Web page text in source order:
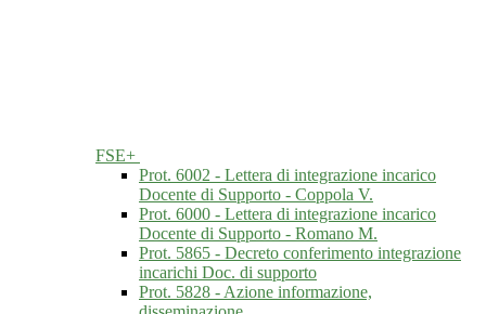
FSE+
Prot. 6002 - Lettera di integrazione incarico
Docente di Supporto - Coppola V.
Prot. 6000 - Lettera di integrazione incarico
Docente di Supporto - Romano M.
Prot. 5865 - Decreto conferimento integrazione
incarichi Doc. di supporto
Prot. 5828 - Azione informazione,